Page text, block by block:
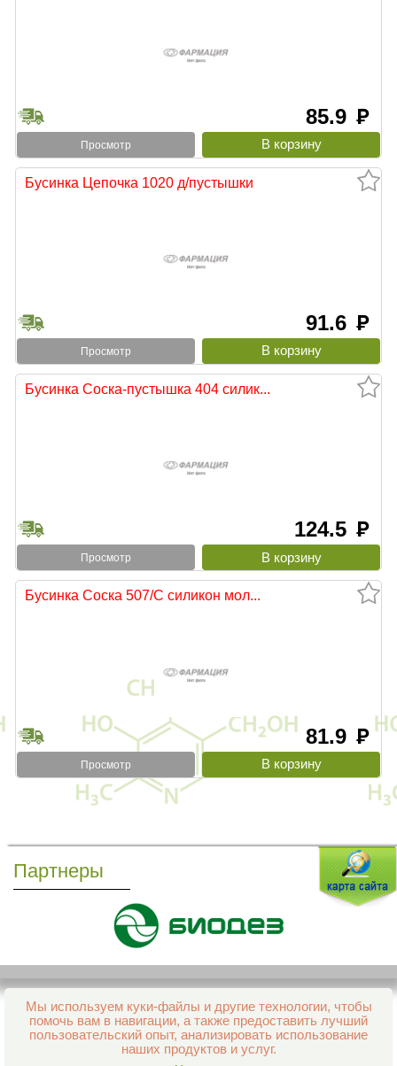
85.9 руб
Просмотр
Бусинка Цепочка 1020 д/пустышки
91.6 руб
Просмотр
Бусинка Соска-пустышка 404 силик...
124.5 руб
Просмотр
Бусинка Соска 507/С силикон мол...
81.9 руб
Просмотр
Партнеры
Мы используем куки-файлы и другие технологии, чтобы
помочь вам в навигации, а также предоставить лучший
пользовательский опыт, анализировать использование
наших продуктов и услуг.
Все права защищены и охраняются законом
© 2013–2026 Интернет-аптека Фармация
support@aptekapenza.ru
Телефон: Служба обработки заказов 99-98-28